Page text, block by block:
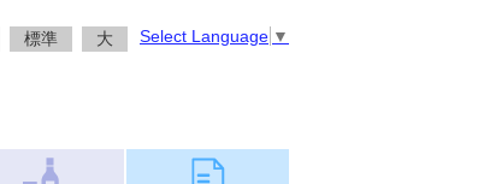
標準 大 Select Language ▼